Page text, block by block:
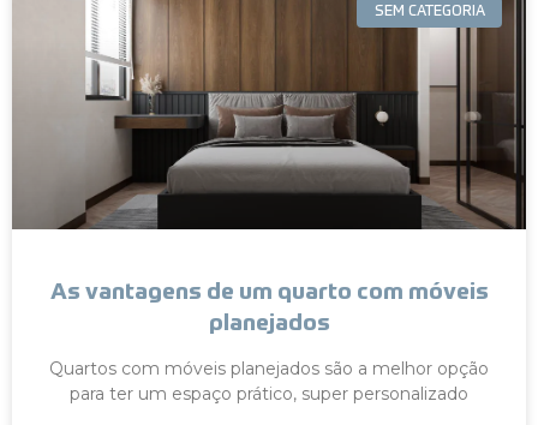
SEM CATEGORIA
As vantagens de um quarto com móveis
planejados
Quartos com móveis planejados são a melhor opção
para ter um espaço prático, super personalizado